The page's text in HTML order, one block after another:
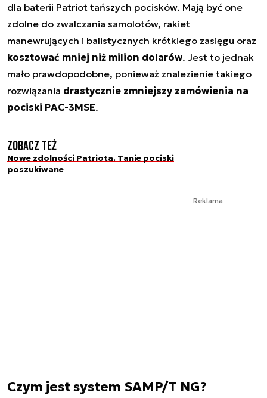
dla baterii Patriot tańszych pocisków. Mają być one
zdolne do zwalczania samolotów, rakiet
manewrujących i balistycznych krótkiego zasięgu oraz
kosztować mniej niż milion dolarów. Jest to jednak
mało prawdopodobne, ponieważ znalezienie takiego
rozwiązania drastycznie zmniejszy zamówienia na
pociski PAC-3MSE.
Zobacz też
Nowe zdolności Patriota. Tanie pociski
poszukiwane
Reklama
Czym jest system SAMP/T NG?